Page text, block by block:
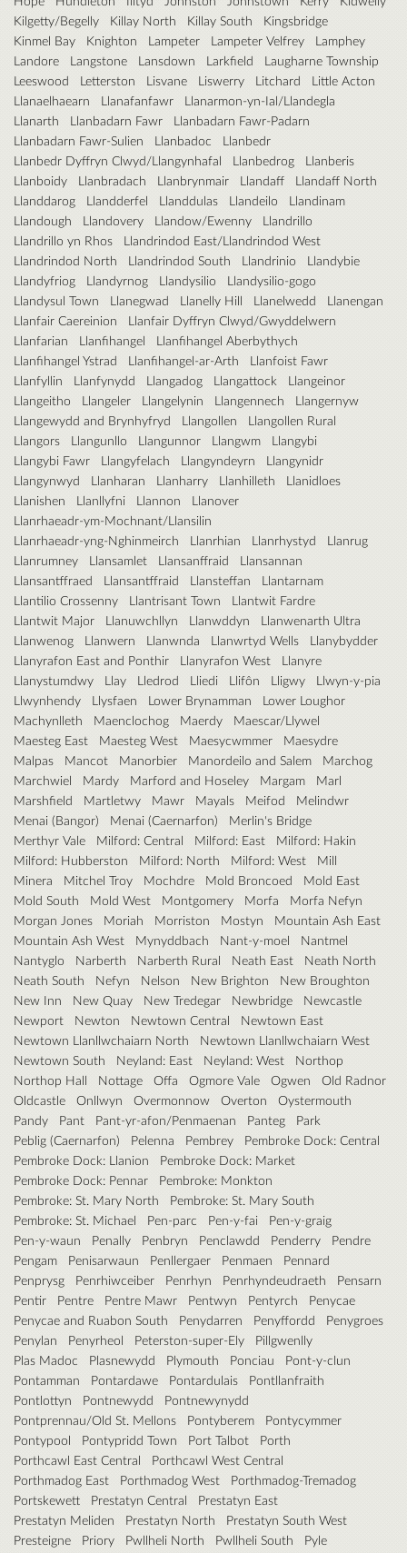
Kilgetty/Begelly
Killay North Killay South
Kingsbridge
Kinmel Bay
Knighton Lampeter Lampeter Velfrey
Lamphey
Landore
Langstone Lansdown Larkfield
Laugharne Township
Leeswood
Letterston Lisvane Liswerry Litchard
Little Acton
Llanaelhaearn
Llanafanfawr
Llanarmon-yn-Ial/Llandegla
Llanarth
Llanbadarn Fawr
Llanbadarn Fawr-Padarn
Llanbadarn Fawr-Sulien
Llanbadoc
Llanbedr
Llanbedr Dyffryn Clwyd/Llangynhafal
Llanbedrog
Llanberis
Llanboidy
Llanbradach Llanbrynmair Llandaff
Llandaff North
Llanddarog
Llandderfel Llanddulas Llandeilo
Llandinam
Llandough
Llandovery Llandow/Ewenny
Llandrillo
Llandrillo yn Rhos
Llandrindod East/Llandrindod West
Llandrindod North
Llandrindod South Llandrinio
Llandybie
Llandyfriog
Llandyrnog Llandysilio
Llandysilio-gogo
Llandysul Town
Llanegwad Llanelly Hill Llanelwedd
Llanengan
Llanfair Caereinion
Llanfair Dyffryn Clwyd/Gwyddelwern
Llanfarian
Llanfihangel
Llanfihangel Aberbythych
Llanfihangel Ystrad
Llanfihangel-ar-Arth
Llanfoist Fawr
Llanfyllin
Llanfynydd Llangadog Llangattock
Llangeinor
Llangeitho
Llangeler Llangelynin Llangennech
Llangernyw
Llangewydd and Brynhyfryd
Llangollen
Llangollen Rural
Llangors
Llangunllo Llangunnor Llangwm
Llangybi
Llangybi Fawr
Llangyfelach Llangyndeyrn
Llangynidr
Llangynwyd
Llanharan Llanharry Llanhilleth
Llanidloes
Llanishen
Llanllyfni Llannon
Llanover
Llanrhaeadr-ym-Mochnant/Llansilin
Llanrhaeadr-yng-Nghinmeirch
Llanrhian Llanrhystyd
Llanrug
Llanrumney
Llansamlet Llansanffraid
Llansannan
Llansantffraed
Llansantffraid Llansteffan
Llantarnam
Llantilio Crossenny
Llantrisant Town
Llantwit Fardre
Llantwit Major
Llanuwchllyn Llanwddyn
Llanwenarth Ultra
Llanwenog
Llanwern Llanwnda Llanwrtyd Wells
Llanybydder
Llanyrafon East and Ponthir
Llanyrafon West
Llanyre
Llanystumdwy
Llay Lledrod Lliedi Llifôn Lligwy
Llwyn-y-pia
Llwynhendy
Llysfaen Lower Brynamman
Lower Loughor
Machynlleth
Maenclochog Maerdy
Maescar/Llywel
Maesteg East
Maesteg West Maesycwmmer
Maesydre
Malpas
Mancot Manorbier Manordeilo and Salem
Marchog
Marchwiel
Mardy Marford and Hoseley Margam
Marl
Marshfield
Martletwy Mawr Mayals Meifod
Melindwr
Menai (Bangor)
Menai (Caernarfon)
Merlin's Bridge
Merthyr Vale
Milford: Central Milford: East
Milford: Hakin
Milford: Hubberston
Milford: North Milford: West
Mill
Minera
Mitchel Troy Mochdre Mold Broncoed
Mold East
Mold South
Mold West Montgomery Morfa
Morfa Nefyn
Morgan Jones
Moriah Morriston Mostyn
Mountain Ash East
Mountain Ash West
Mynyddbach Nant-y-moel
Nantmel
Nantyglo
Narberth Narberth Rural Neath East
Neath North
Neath South
Nefyn Nelson New Brighton
New Broughton
New Inn
New Quay New Tredegar Newbridge
Newcastle
Newport
Newton Newtown Central
Newtown East
Newtown Llanllwchaiarn North
Newtown Llanllwchaiarn West
Newtown South
Neyland: East Neyland: West
Northop
Northop Hall
Nottage Offa Ogmore Vale Ogwen
Old Radnor
Oldcastle
Onllwyn Overmonnow Overton
Oystermouth
Pandy
Pant Pant-yr-afon/Penmaenan Panteg
Park
Peblig (Caernarfon)
Pelenna Pembrey
Pembroke Dock: Central
Pembroke Dock: Llanion
Pembroke Dock: Market
Pembroke Dock: Pennar
Pembroke: Monkton
Pembroke: St. Mary North
Pembroke: St. Mary South
Pembroke: St. Michael
Pen-parc Pen-y-fai
Pen-y-graig
Pen-y-waun
Penally Penbryn Penclawdd Penderry
Pendre
Pengam
Penisarwaun Penllergaer Penmaen
Pennard
Penprysg
Penrhiwceiber Penrhyn Penrhyndeudraeth
Pensarn
Pentir
Pentre Pentre Mawr Pentwyn Pentyrch
Penycae
Penycae and Ruabon South
Penydarren Penyffordd
Penygroes
Penylan
Penyrheol Peterston-super-Ely
Pillgwenlly
Plas Madoc
Plasnewydd Plymouth Ponciau
Pont-y-clun
Pontamman
Pontardawe Pontardulais
Pontllanfraith
Pontlottyn
Pontnewydd
Pontnewynydd
Pontprennau/Old St. Mellons
Pontyberem
Pontycymmer
Pontypool
Pontypridd Town Port Talbot
Porth
Porthcawl East Central
Porthcawl West Central
Porthmadog East
Porthmadog West
Porthmadog-Tremadog
Portskewett
Prestatyn Central
Prestatyn East
Prestatyn Meliden
Prestatyn North
Prestatyn South West
Presteigne
Priory Pwllheli North Pwllheli South
Pyle